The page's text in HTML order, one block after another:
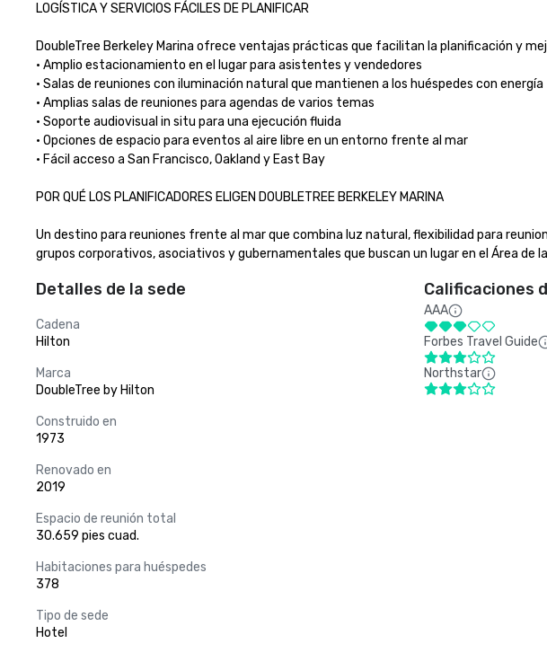
LOGÍSTICA Y SERVICIOS FÁCILES DE PLANIFICAR
DoubleTree Berkeley Marina ofrece ventajas prácticas que facilitan la planificación y
• Amplio estacionamiento en el lugar para asistentes y vendedores
• Salas de reuniones con iluminación natural que mantienen a los huéspedes con energía
• Amplias salas de reuniones para agendas de varios temas
• Soporte audiovisual in situ para una ejecución fluida
• Opciones de espacio para eventos al aire libre en un entorno frente al mar
• Fácil acceso a San Francisco, Oakland y East Bay
POR QUÉ LOS PLANIFICADORES ELIGEN DOUBLETREE BERKELEY MARINA
Un destino para reuniones frente al mar que combina luz natural, flexibilidad para
grupos corporativos, asociativos y gubernamentales que buscan un lugar en el Área de
Detalles de la sede
Cadena
Hilton
Marca
DoubleTree by Hilton
Construido en
1973
Renovado en
2019
Espacio de reunión total
30.659 pies cuad.
Habitaciones para huéspedes
378
Tipo de sede
Hotel
Calificaciones
AAA
Forbes Travel Guide
Northstar